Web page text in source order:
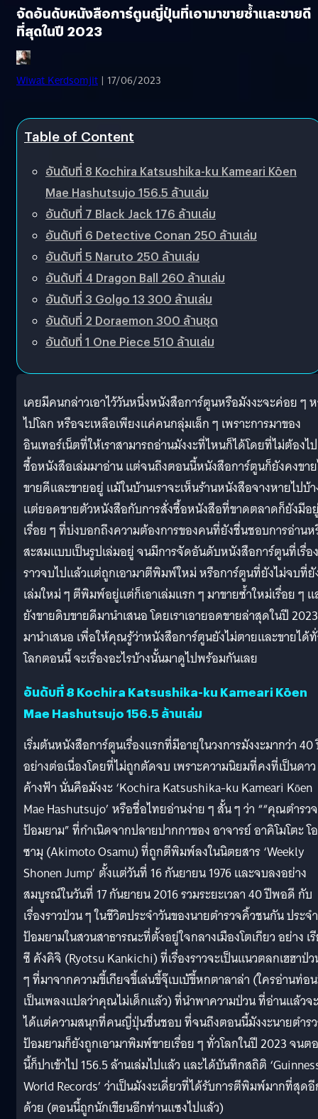
จัดอันดับหนังสือการ์ตูนญี่ปุ่นที่เอามาขายซ้ำและขายดี
ที่สุดในปี 2023
Wiwat Kerdsomjit | 17/06/2023
Table of Content
อันดับที่ 8 Kochira Katsushika-ku Kameari Kōen
Mae Hashutsujo 156.5 ล้านเล่ม
อันดับที่ 7 Black Jack 176 ล้านเล่ม
อันดับที่ 6 Detective Conan 250 ล้านเล่ม
อันดับที่ 5 Naruto 250 ล้านเล่ม
อันดับที่ 4 Dragon Ball 260 ล้านเล่ม
อันดับที่ 3 Golgo 13 300 ล้านเล่ม
อันดับที่ 2 Doraemon 300 ล้านชุด
อันดับที่ 1 One Piece 510 ล้านเล่ม
เคยมีคนกล่าวเอาไว้วันหนึ่งหนังสือการ์ตูนหรือมังงะจะค่อย ๆ
ไปโลก หรือจะเหลือเพียงแค่คนกลุ่มเล็ก ๆ เพราะการมาของ
อินเทอร์เน็ตที่ให้เราสามารถอ่านมังงะที่ไหนก็ได้โดยที่ไม่ต้องไป
ซื้อหนังสือเล่มมาอ่าน แต่จนถึงตอนนี้หนังสือการ์ตูนก็ยังคงขา
ขายดีและขายอยู่ แม้ในบ้านเราจะเห็นร้านหนังสือจางหายไปบ้
แต่ยอดขายตัวหนังสือกับการสั่งซื้อหนังสือที่ขาดตลาดก็ยังมีอ
เรื่อย ๆ ที่บ่งบอกถึงความต้องการของคนที่ยังชื่นชอบการอ่าน
สะสมแบบเป็นรูปเล่มอยู่ จนมีการจัดอันดับหนังสือการ์ตูนที่เรื่อง
ราวจบไปแล้วแต่ถูกเอามาตีพิมพ์ใหม่ หรือการ์ตูนที่ยังไม่จบที่
เล่มใหม่ ๆ ตีพิมพ์อยู่แต่ก็เอาเล่มแรก ๆ มาขายซ้ำใหม่เรื่อย ๆ
ยังขายดิบขายดีมานำเสนอ โดยเราเอายอดขายล่าสุดในปี 2023
มานำเสนอ เพื่อให้คุณรู้ว่าหนังสือการ์ตูนยังไม่ตายและขายได้
โลกตอนนี้ จะเรื่องอะไรบ้างนั้นมาดูไปพร้อมกันเลย
อันดับที่ 8 Kochira Katsushika-ku Kameari Kōen
Mae Hashutsujo 156.5 ล้านเล่ม
เริ่มต้นหนังสือการ์ตูนเรื่องแรกที่มีอายุในวงการมังงะมากว่า 40
อย่างต่อเนื่องโดยที่ไม่ถูกตัดจบ เพราะความนิยมที่คงที่เป็นดาว
ค้างฟ้า นั่นคือมังงะ ‘Kochira Katsushika-ku Kameari Kōen
Mae Hashutsujo’ หรือชื่อไทยอ่านง่าย ๆ สั้น ๆ ว่า ““คุณตำรวจ
ป้อมยาม” ที่กำเนิดจากปลายปากกาของ อาจารย์ อาคิโมโตะ โอ
ซามุ (Akimoto Osamu) ที่ถูกตีพิมพ์ลงในนิตยสาร ‘Weekly
Shonen Jump’ ตั้งแต่วันที่ 16 กันยายน 1976 และจบลงอย่าง
สมบูรณ์ในวันที่ 17 กันยายน 2016 รวมระยะเวลา 40 ปีพอดี กับ
เรื่องราวป่วน ๆ ในชีวิตประจำวันของนายตำรวจคิ้วชนกัน ประจำ
ป้อมยามในสวนสาธารณะที่ตั้งอยู่ใจกลางเมืองโตเกียว อย่าง เ
ซึ คังคิจิ (Ryotsu Kankichi) ที่เรื่องราวจะเป็นแนวตลกเฮฮาป่
ๆ ที่มาจากความขี้เกียจขี้เล่นขี้จุ๊เบเบ้ขี้หกตาลาล่า (ใครอ่านท่อ
เป็นเพลงแปลว่าคุณไม่เด็กแล้ว) ที่นำพาความป่วน ที่อ่านแล้วจะ
ได้แต่ความสนุกที่คนญี่ปุ่นชื่นชอบ ที่จนถึงตอนนี้มังงะนายตำร
ป้อมยามก็ยังถูกเอามาพิมพ์ขายเรื่อย ๆ ทั่วโลกในปี 2023 จนต
นี้ก็ปาเข้าไป 156.5 ล้านเล่มไปแล้ว และได้บันทึกสถิติ
World Records’ ว่าเป็นมังงะเดี่ยวที่ได้รับการตีพิมพ์มากที่สุด
ด้วย (ตอนนี้ถูกนักเขียนอีกท่านแซงไปแล้ว)